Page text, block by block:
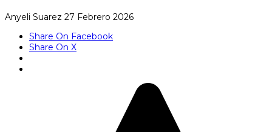
Anyeli Suarez 27 Febrero 2026
Share On Facebook
Share On X